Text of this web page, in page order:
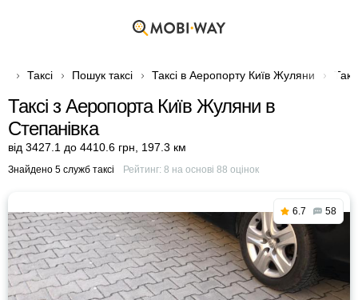
Таксі Пошук таксі Таксі в Аеропорту Київ Жуляни
Таксі з Аеропорта Київ Жуляни в
Степанівка
від 3427.1 до 4410.6 грн 197.3 км
Знайдено 5 служб таксі Рейтинг: 8 на основі 88 оцінок
6.7 58